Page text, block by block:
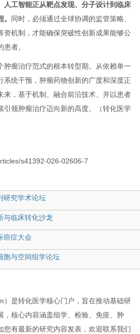
人工智能正从靶点发现、分子设计到临床
同时，必须通过全球协调的监管策略、
资机制，才能确保突破性创新成果能够公
者。
肿瘤治疗范式的根本转型期。从依赖单一
系统干预，肿瘤药物创新的广度和深度正
来，基于机制、融合前沿技术、并以患者
引领肿瘤治疗迈向新的高度。（转化医学
s41392-026-02606-7
研究学术论坛
与临床转化沙龙
癌症大会
胞与空间组学论坛
）是转化医学核心门户，旨在推动基础研
，核心内容涵盖组学、检验、免疫、肿
您有最新的研究内容发表，欢迎联系我们